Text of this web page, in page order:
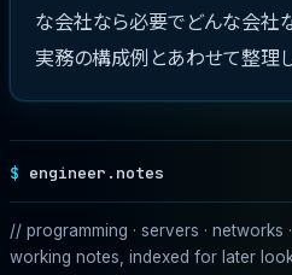
な会社なら必要でどんな会社
実務の構成例とあわせて整理
engineer.notes
// programming · servers ·
working notes, indexed for later